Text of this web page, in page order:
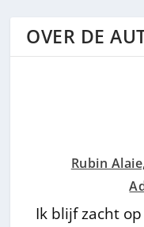
OVER DE
Rubin
Ik blijf zacht